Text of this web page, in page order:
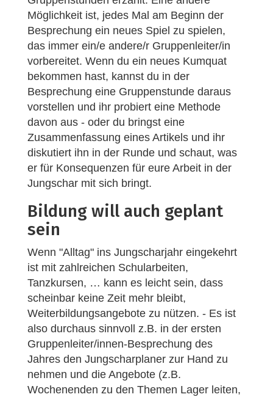
Möglichkeit ist, jedes Mal am Beginn der
Besprechung ein neues Spiel zu spielen,
das immer ein/e andere/r Gruppenleiter/in
vorbereitet. Wenn du ein neues Kumquat
bekommen hast, kannst du in der
Besprechung eine Gruppenstunde daraus
vorstellen und ihr probiert eine Methode
davon aus - oder du bringst eine
Zusammenfassung eines Artikels und ihr
diskutiert ihn in der Runde und schaut, was
er für Konsequenzen für eure Arbeit in der
Jungschar mit sich bringt.
Bildung will auch geplant
sein
Wenn "Alltag" ins Jungscharjahr eingekehrt
ist mit zahlreichen Schularbeiten,
Tanzkursen, … kann es leicht sein, dass
scheinbar keine Zeit mehr bleibt,
Weiterbildungsangebote zu nützen. - Es ist
also durchaus sinnvoll z.B. in der ersten
Gruppenleiter/innen-Besprechung des
Jahres den Jungscharplaner zur Hand zu
nehmen und die Angebote (z.B.
Wochenenden zu den Themen Lager leiten,